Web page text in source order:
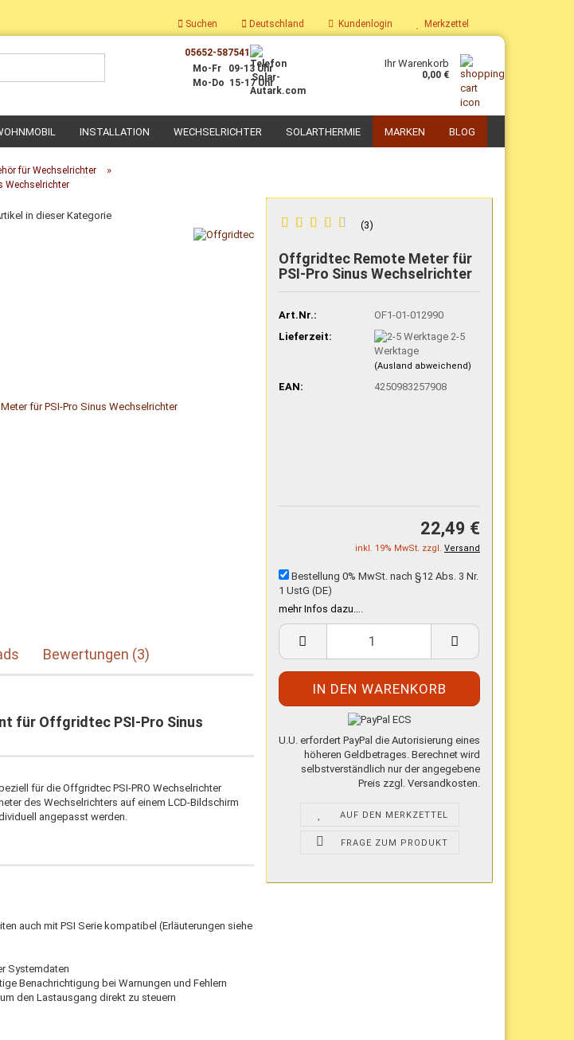
Suchen Deutschland Kundenlogin Merkzettel
05652-587541
Mo-Fr 09-13 Uhr
Mo-Do 15-17 Uhr
Ihr Warenkorb
0,00 €
INSTALLATION WECHSELRICHTER SOLARTHERMIE
PV-Boiler
Solaranlagen mit PV-Boiler
Zubehör für PV-Thermie
Parabolkocher
Selbstbau Solarkocher
MARKEN BLOG
für Wechselrichter »
Wechselrichter
in dieser Kategorie
3
Offgridtec Remote Meter für
PSI-Pro Sinus Wechselrichter
Art.Nr.:
OF1-01-012990
Lieferzeit:
2-5
Werktage
(Ausland abweichend)
EAN: 4250983257908
22,49 €
inkl. 19% MwSt. zzgl. Versand
Bestellung 0% MwSt. nach §12 Abs. 3 Nr.
1 UstG (DE)
mehr Infos dazu…
U.U. erfordert PayPal die Autorisierung eines
höheren Geldbetrages. Berechnet wird
selbstverständlich nur der angegebene
Preis zzgl. Versandkosten.
AUF DEN MERKZETTEL
FRAGE ZUM PRODUKT
Bewertungen (3)
für Offgridtec PSI-Pro Sinus
für die Offgridtec PSI-PRO Wechselrichter
des Wechselrichters auf einem LCD-Bildschirm
angepasst werden.
auch mit PSI Serie kompatibel (Erläuterungen siehe
Systemdaten
Benachrichtigung bei Warnungen und Fehlern
den Lastausgang direkt zu steuern